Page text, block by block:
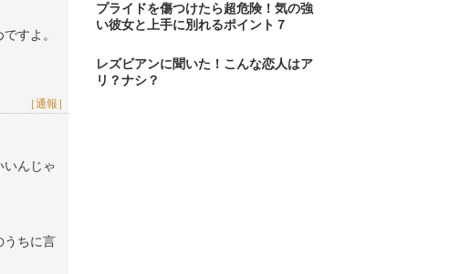
すよ。
［通報］
いんじゃ
うちに言
プライドを傷つけたら超危険！気の強
い彼女と上手に別れるポイント７
レズビアンに聞いた！こんな恋人はア
リ？ナシ？